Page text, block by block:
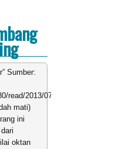
Sumber:
read/2013/07/03/8887/Hati-
mati)
ini
oktan